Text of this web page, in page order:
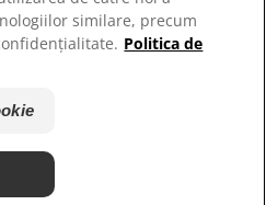
Declarație juridică
similare, precum
Politica de